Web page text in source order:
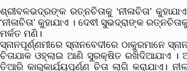
ଶ୍ରୀବଳଭଦ୍ରଙ୍କ ରତ୍ନଚିତାକୁ ‘ନୀଳାଚିତା’
‘ନୀଳାଚିତା’ କୁହାଯାଏ । ଦେଵୀ ସୁଭଦ୍ରାଙ୍କ
ମର୍କତ ମଣି।
ସ୍ନାନପୂର୍ଣ୍ଣମୀରେ ସ୍ନାନବେଦୀରେ ଠାକୁରମାନେ
ଚିତାଯାକ ଓହ୍ଲାଇ ଆଣି ସୁରକ୍ଷିତ ରଖିଦିଆଯାଏ
ତିଆରି କାରୁକାର୍ଯ୍ୟପୂର୍ଣ୍ଣ ଚିତା ଲାଗି କରାଯାଏ।